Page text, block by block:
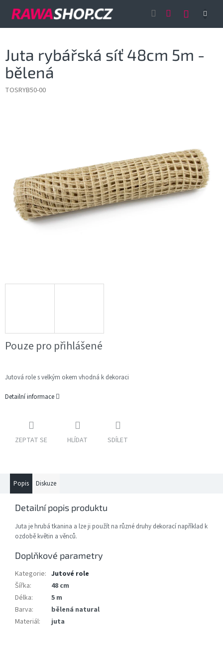
Juta rybářská síť 48cm 5m -
bělená
TOSRYB50-00
Pouze pro přihlášené
Jutová role s velkým okem vhodná k dekoraci
Detailní informace
ZEPTAT SE HLÍDAT SDÍLET
Popis Diskuze
Detailní popis produktu
Juta je hrubá tkanina a lze ji použít na různé druhy dekorací například k
ozdobě květin a věnců.
Doplňkové parametry
Kategorie: Jutové role
Šířka:
48 cm
Délka:
5 m
Barva:
bělená natural
Materiál: juta